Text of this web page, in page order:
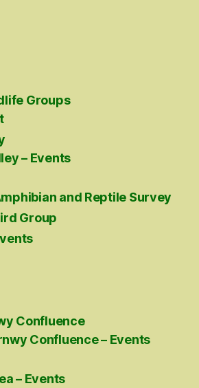
Groups
– Events
and Reptile Survey
Group
Confluence
Confluence – Events
– Events